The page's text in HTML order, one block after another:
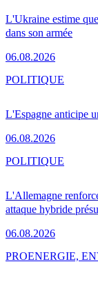
L'Ukraine estime
dans son armée
06.08.2026
L'Espagne anticipe
06.08.2026
POLITIQUE
L'Allemagne
attaque hybride
06.08.2026
POLITIQUE
PROENERGIE,